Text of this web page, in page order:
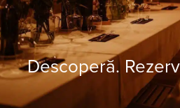
Descoperă.